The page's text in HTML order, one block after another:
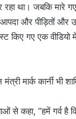
रहा था। जबकि मारे
और पीड़ितों और
किए गए एक
मार्क कार्नी भी
से कहा, “हमें गर्व है